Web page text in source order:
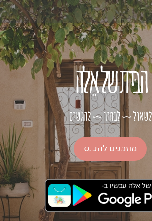
הבּית של אֵלה
לשאול∞לבחור∞להגשים
מוזמנים להכנס